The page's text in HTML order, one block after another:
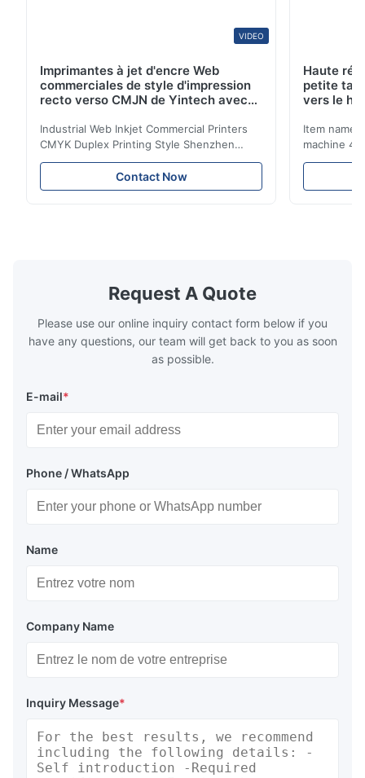
VIDEO
Imprimantes à jet d'encre Web
commerciales de style d'impression
recto verso CMJN de Yintech avec
Industrial Web Inkjet Commercial Printers
CMYK Duplex Printing Style Shenzhen
Yintech Co.,LTD is a modern high-tech
enterprise specialized in pre-press plate
making equipment, integrating design, R&D,
UV plate making machine Flexo plate
making machine Monochrome / Dual
Contact Now
Haute
petite
vers le
Item name
machine 4-
max format
choose
Request A Quote
Please use our online inquiry contact form below if you
have any questions, our team will get back to you as soon
as possible.
E-mail*
Phone / WhatsApp
Name
Company Name
Inquiry Message*